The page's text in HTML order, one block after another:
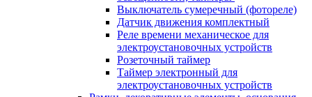
Выключатель сумеречный (фотореле)
Датчик движения комплектный
Реле времени механическое для
электроустановочных устройств
Розеточный таймер
Таймер электронный для
электроустановочных устройств